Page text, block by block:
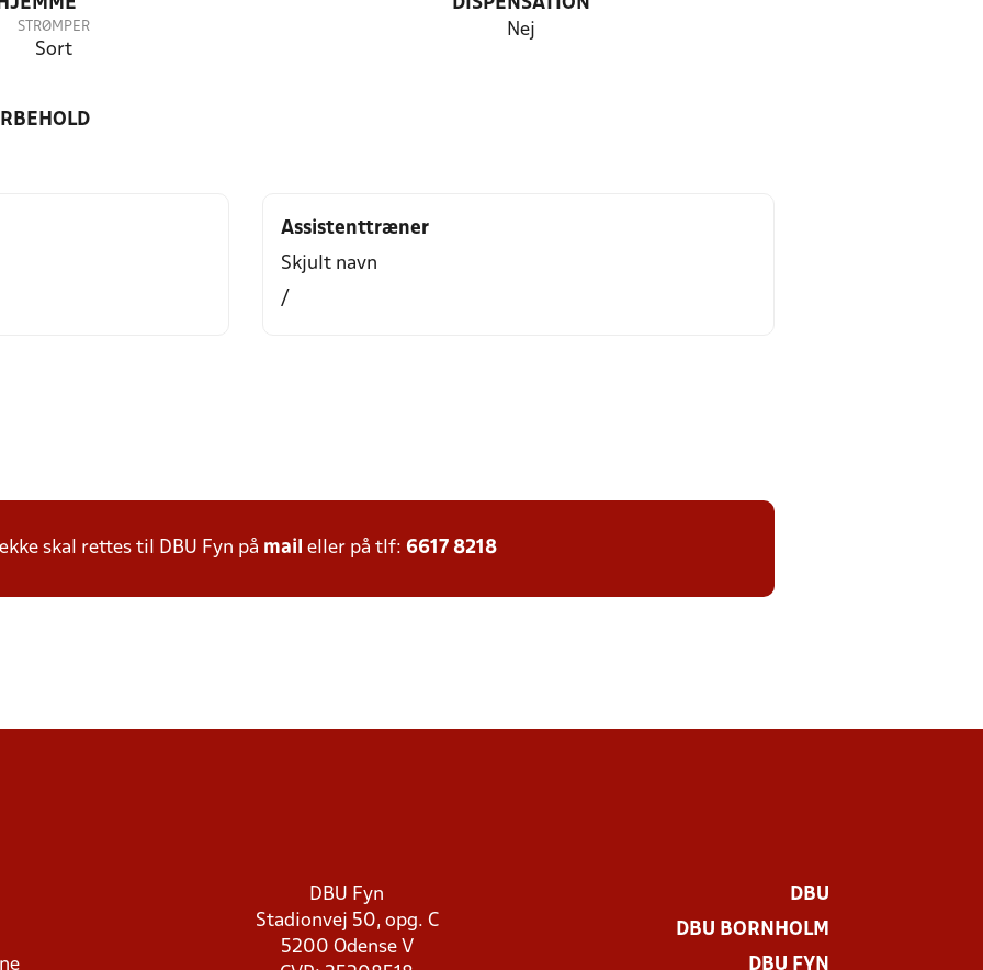
STRØMPER
Sort
DISPENSATION
Nej
Assistenttræner
Skjult navn
/
skal rettes til DBU Fyn på mail eller på tlf: 6617 8218
DBU Fyn
Stadionvej 50, opg. C
5200 Odense V
DBU
DBU BORNHOLM
DBU FYN